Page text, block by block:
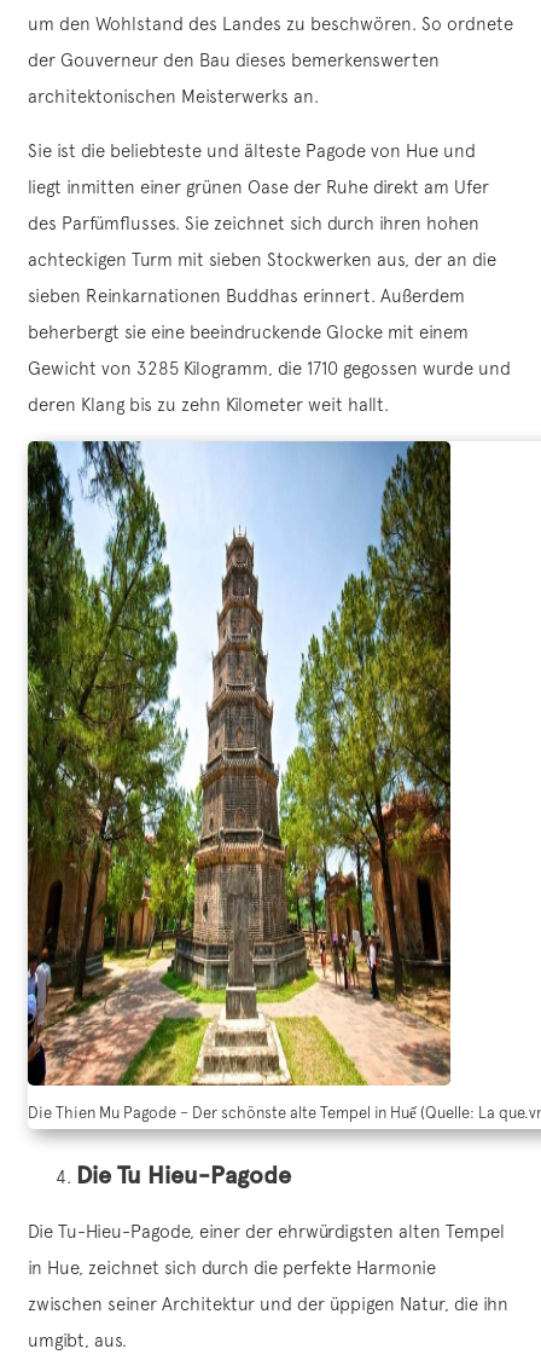
um den Wohlstand des Landes zu beschwören. So ordnete
der Gouverneur den Bau dieses bemerkenswerten
architektonischen Meisterwerks an.
Sie ist die beliebteste und älteste Pagode von Hue und
liegt inmitten einer grünen Oase der Ruhe direkt am Ufer
des Parfümflusses. Sie zeichnet sich durch ihren hohen
achteckigen Turm mit sieben Stockwerken aus, der an die
sieben Reinkarnationen Buddhas erinnert. Außerdem
beherbergt sie eine beeindruckende Glocke mit einem
Gewicht von 3285 Kilogramm, die 1710 gegossen wurde und
deren Klang bis zu zehn Kilometer weit hallt.
Die Thien Mu Pagode – Der schönste alte Tempel in Huế (Quelle: La
Die Tu Hieu-Pagode
Die Tu-Hieu-Pagode, einer der ehrwürdigsten alten Tempel
in Hue, zeichnet sich durch die perfekte Harmonie
zwischen seiner Architektur und der üppigen Natur, die ihn
umgibt, aus.